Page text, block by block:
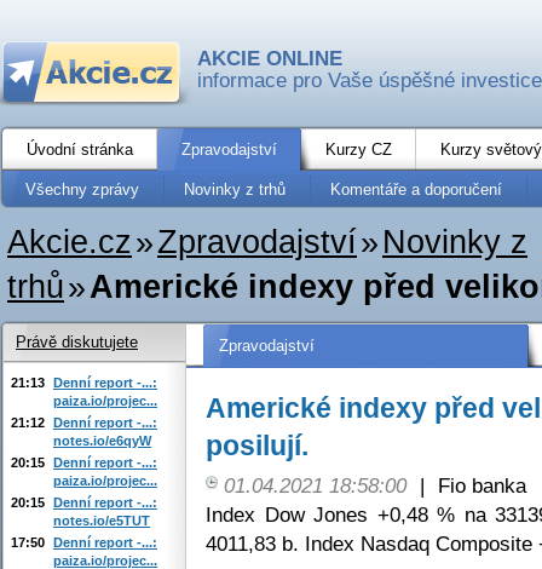
AKCIE ONLINE
informace pro Vaše úspěšné investice
Úvodní stránka Zpravodajství Kurzy CZ Kurzy
Všechny zprávy Novinky z trhů Komentáře a doporučení
Akcie.cz»Zpravodajství» Novinky z
trhů»Americké indexy před
Zpravodajství
Americké indexy před
posilují.
01.04.2021 18:58:00 |
Fio banka
Index Dow Jones +0,48 % na
4011,83 b. Index Nasdaq Composite
Právě diskutujete
21:13 Denní report -...:
paiza.io/projec...
21:12 Denní report -...:
notes.io/e6qyW
20:15 Denní report -...:
paiza.io/projec...
20:15 Denní report -...:
notes.io/e5TUT
17:50 Denní report -...:
paiza.io/projec...